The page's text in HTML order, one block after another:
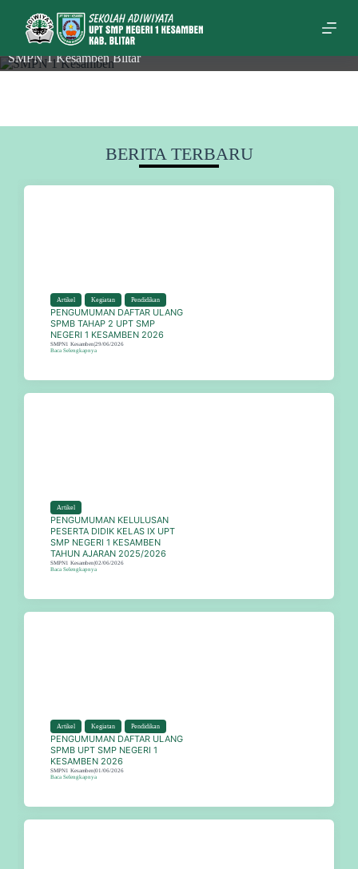
p
t
n
SMPN 1 Kesamben Blitar
BERITA TERBARU
Artikel Kegiatan Pendidikan
PENGUMUMAN DAFTAR ULANG
SPMB TAHAP 2 UPT SMP
NEGERI 1 KESAMBEN 2026
SMPN1 Kesamben 29/06/2026
Baca Selengkapnya
Artikel
PENGUMUMAN KELULUSAN
PESERTA DIDIK KELAS IX UPT
SMP NEGERI 1 KESAMBEN
TAHUN AJARAN 2025/2026
SMPN1 Kesamben 02/06/2026
Baca Selengkapnya
Artikel Kegiatan Pendidikan
PENGUMUMAN DAFTAR ULANG
SPMB UPT SMP NEGERI 1
KESAMBEN 2026
SMPN1 Kesamben 01/06/2026
Baca Selengkapnya